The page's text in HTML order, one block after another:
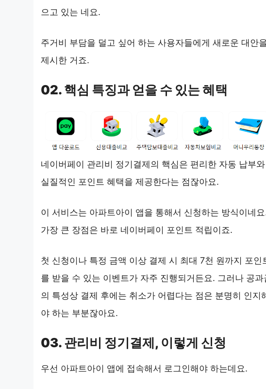
으고 있는 네요.
주거비 부담을 덜고 싶어 하는 사용자들에게 새로운 대안
제시한 거죠.
02. 핵심 특징과 얻을 수 있는 혜택
네이버페이 관리비 정기결제의 핵심은 편리한 자동 납부와
실질적인 포인트 혜택을 제공한다는 점잖아요.
이 서비스는 아파트아이 앱을 통해서 신청하는 방식이네
가장 큰 장점은 바로 네이버페이 포인트 적립이죠.
첫 신청이나 특정 금액 이상 결제 시 최대 7천 원까지 포인
를 받을 수 있는 이벤트가 자주 진행되거든요. 그러나 공과
의 특성상 결제 후에는 취소가 어렵다는 점은 분명히 인지
야 하는 부분잖아요.
03. 관리비 정기결제, 이렇게 신청
우선 아파트아이 앱에 접속해서 로그인해야 하는데요.